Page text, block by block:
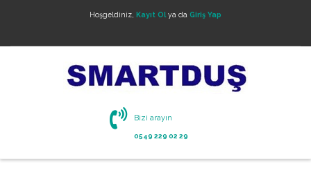
Hoşgeldiniz, Kayıt Ol ya da Giriş Yap
Bizi arayın
0549 229 02 29